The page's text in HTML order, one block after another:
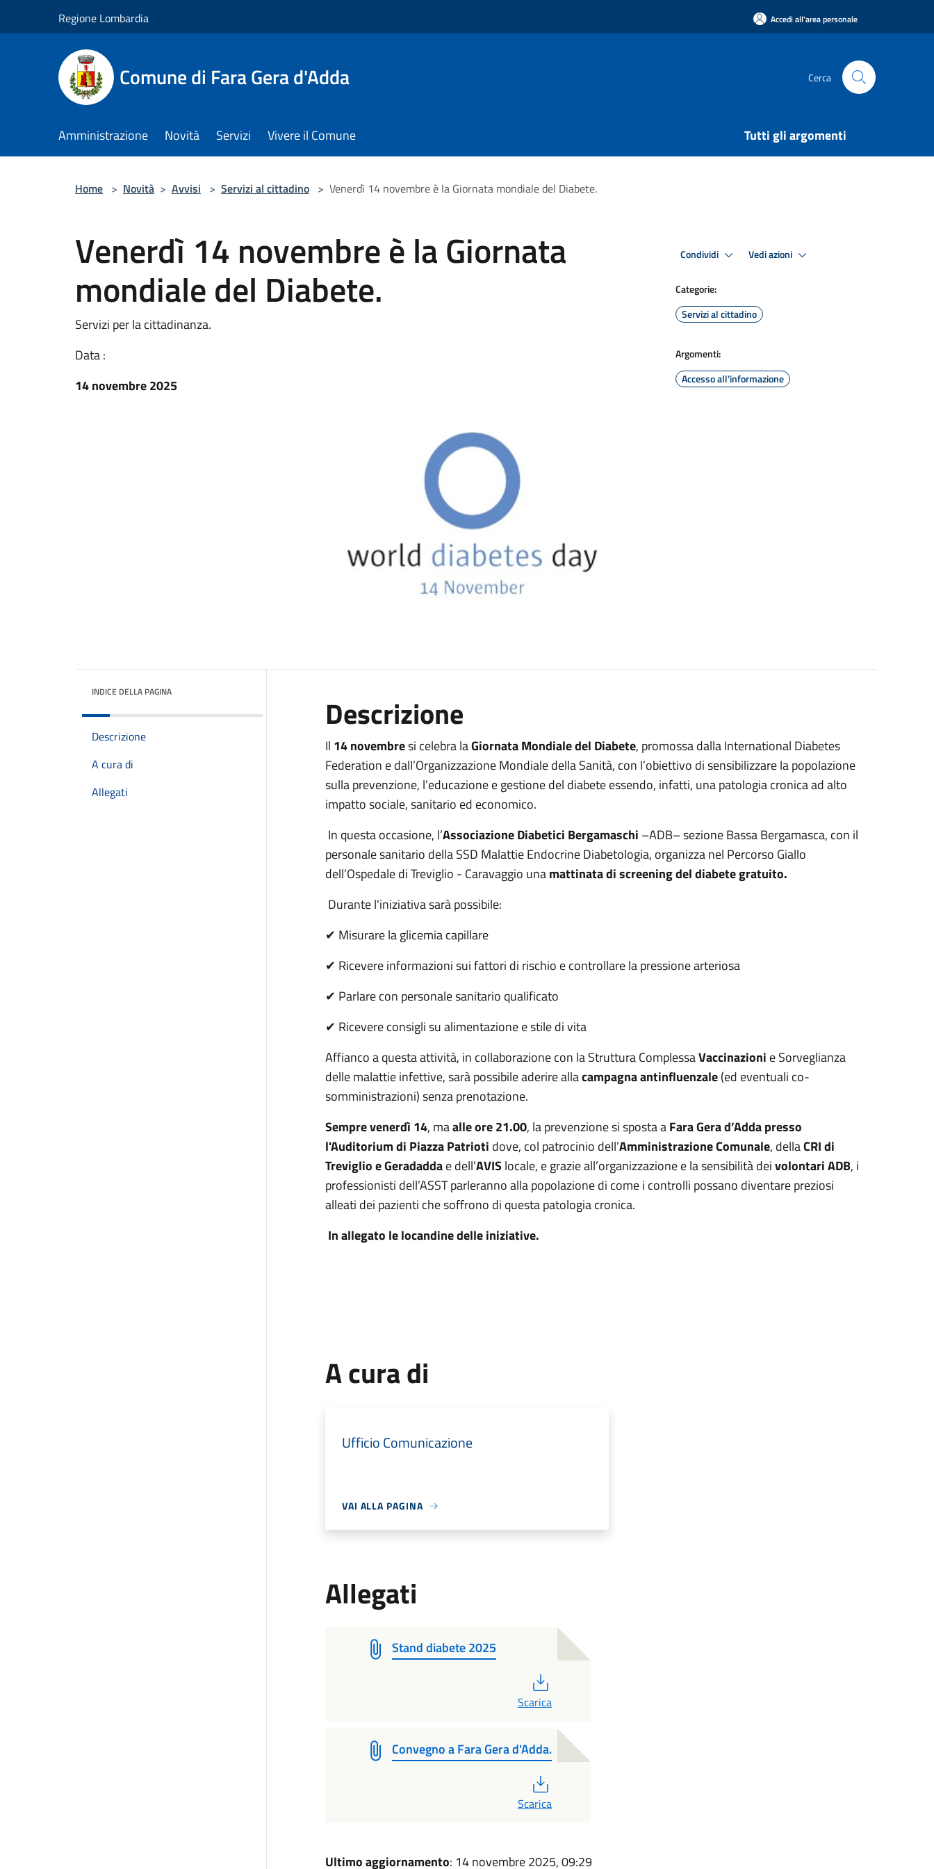
Regione Lombardia Accedi all'area personale
Comune di Fara Gera d'Adda Cerca
Amministrazione Novità Servizi Vivere il Comune Tutti gli argomenti
Home > Novità > Avvisi > Servizi al cittadino > Venerdì 14 novembre è la Giornata mondiale del Diabete.
Venerdì 14 novembre è la Giornata
mondiale del Diabete.
Servizi per la cittadinanza.
Data :
14 novembre 2025
Condividi Vedi azioni
Categorie:
Servizi al cittadino
Argomenti:
Accesso all'informazione
INDICE DELLA PAGINA
Descrizione
A cura di
Allegati
Descrizione
Il 14 novembresi celebra laGiornata Mondiale del Diabete, promossa dalla International Diabetes
Federation e dall’Organizzazione Mondiale della Sanità, con l’obiettivo di sensibilizzare la popolazione
sulla prevenzione, l’educazione e gestione del diabete essendo, infatti, una patologia cronica ad alto
impatto sociale, sanitario ed economico.
In questa occasione, l’AssociazioneDiabetici Bergamaschi –ADB– sezione Bassa Bergamasca, con il
personale sanitario della SSD Malattie Endocrine Diabetologia, organizza nel Percorso Giallo
dell’Ospedale di Treviglio - Caravaggio unamattinata di screening del diabete gratuito.
Durante l'iniziativa sarà possibile:
✔ Misurare la glicemia capillare
✔ Ricevere informazioni sui fattori di rischio e controllare la pressione arteriosa
✔ Parlare con personale sanitario qualificato
✔ Ricevere consigli su alimentazione e stile di vita
Affianco a questa attività, in collaborazione con la Struttura ComplessaVaccinazioni e Sorveglianza
delle malattie infettive, sarà possibile aderire allacampagna antinfluenzale(ed eventuali co-
somministrazioni) senza prenotazione.
Sempre venerdì 14, maalle ore 21.00, la prevenzione si sposta aFara Gera d’Adda presso
l'Auditorium di Piazza Patrioti dove, col patrocinio dell’AmministrazioneComunale, dellaCRI di
Treviglio e Geradaddae dell’AVIS locale, e grazie all’organizzazione e la sensibilità deivolontariADB, i
professionisti dell’ASST parleranno alla popolazione di come i controlli possano diventare preziosi
alleati dei pazienti che soffrono di questa patologia cronica.
In allegato le locandine delle iniziative.
A cura di
Ufficio Comunicazione
VAI ALLA PAGINA
Allegati
Stand diabete 2025
Scarica
Convegno a Fara Gera d'Adda.
Scarica
Ultimo aggiornamento: 14 novembre 2025, 09:29